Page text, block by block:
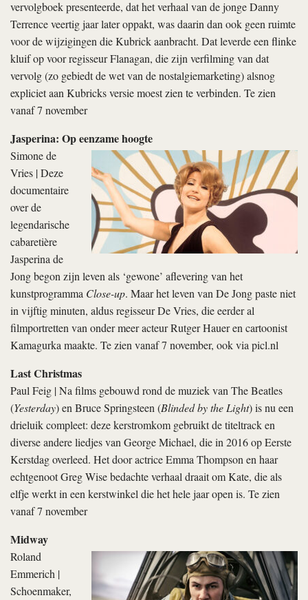
vervolgboek presenteerde, dat het verhaal van de jonge Danny
Terrence veertig jaar later oppakt, was daarin dan ook geen ruimte
voor de wijzigingen die Kubrick aanbracht. Dat leverde een flinke
kluif op voor regisseur Flanagan, die zijn verfilming van dat
vervolg (zo gebiedt de wet van de nostalgiemarketing) alsnog
expliciet aan Kubricks versie moest zien te verbinden. Te zien
vanaf 7 november
Jasperina: Op eenzame hoogte
Simone de
Vries | Deze
documentaire
over de
legendarische
cabaretière
Jasperina de
Jong begon zijn leven als ‘gewone’ aflevering van het
kunstprogramma Close-up. Maar het leven van De Jong paste niet
in vijftig minuten, aldus regisseur De Vries, die eerder al
filmportretten van onder meer acteur Rutger Hauer en cartoonist
Kamagurka maakte. Te zien vanaf 7 november, ook via picl.nl
Last Christmas
Paul Feig | Na films gebouwd rond de muziek van The Beatles
(Yesterday) en Bruce Spring­steen (Blinded by the Light) is nu een
drieluik compleet: deze kerstromkom gebruikt de titeltrack en
diverse andere liedjes van George Michael, die in 2016 op Eerste
Kerstdag overleed. Het door actrice Emma Thompson en haar
echtgenoot Greg Wise bedachte verhaal draait om Kate, die als
elfje werkt in een kerstwinkel die het hele jaar open is. Te zien
vanaf 7 november
Midway
Roland
Emmerich |
Schoenmaker,